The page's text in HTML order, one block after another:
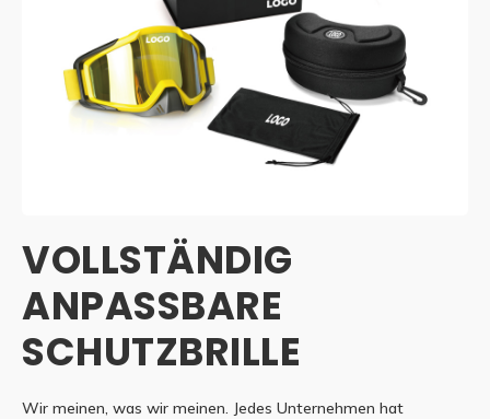
VOLLSTÄNDIG
ANPASSBARE
SCHUTZBRILLE
Wir meinen, was wir meinen. Jedes Unternehmen hat